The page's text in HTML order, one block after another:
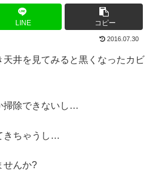
LINE コピー
2016.07.30
井を見てみると黒くなったカビ
掃除できないし…
きちゃうし…
せんか?